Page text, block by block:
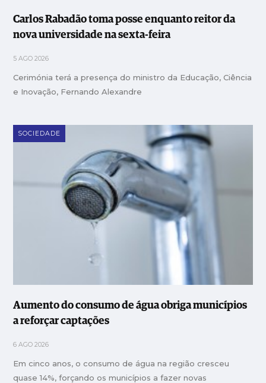
Carlos Rabadão toma posse enquanto reitor da
nova universidade na sexta-feira
5 AGO 2026
Cerimónia terá a presença do ministro da Educação, Ciência
e Inovação, Fernando Alexandre
SOCIEDADE
Aumento do consumo de água obriga municípios
a reforçar captações
6 AGO 2026
Em cinco anos, o consumo de água na região cresceu
quase 14%, forçando os municípios a fazer novas